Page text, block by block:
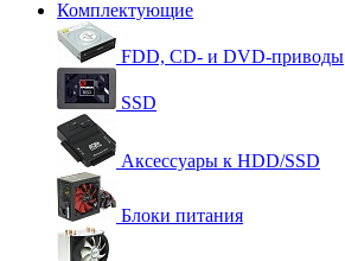
Комплектующие
FDD, CD- и DVD-приводы
SSD
Аксессуары к HDD/SSD
Блоки питания